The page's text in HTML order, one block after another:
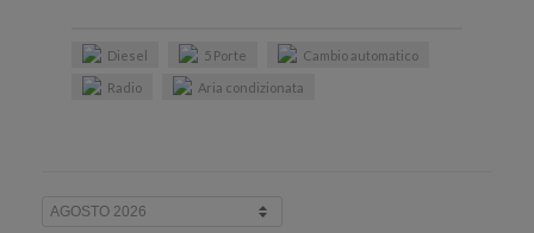
Diesel 5 Porte Cambio automatico
Radio Aria condizionata